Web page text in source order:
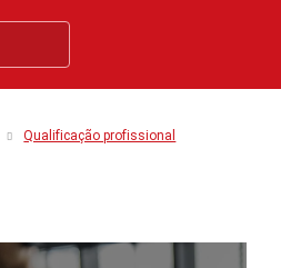
Qualificação profissional